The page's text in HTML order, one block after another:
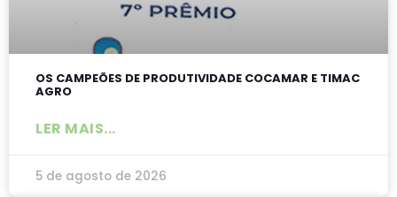
OS CAMPEÕES DE PRODUTIVIDADE COCAMAR E TIMAC
AGRO
LER MAIS...
5 de agosto de 2026